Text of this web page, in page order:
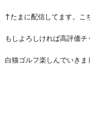
↑たまに配信してます。こ
もしよろしければ高評価チ
白猫ゴルフ楽しんでいきま